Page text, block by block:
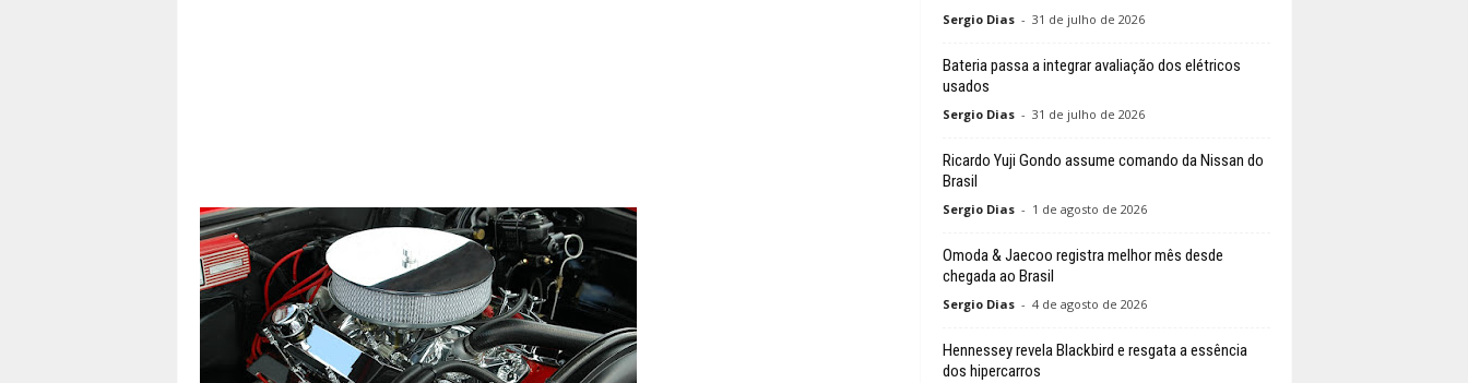
Sergio Dias - 31 de julho de 2026
Bateria passa a integrar avaliação dos elétricos
usados
Sergio Dias - 31 de julho de 2026
Ricardo Yuji Gondo assume comando da Nissan do
Brasil
Sergio Dias - 1 de agosto de 2026
Omoda & Jaecoo registra melhor mês desde
chegada ao Brasil
Sergio Dias - 4 de agosto de 2026
Hennessey revela Blackbird e resgata a essência
dos hipercarros